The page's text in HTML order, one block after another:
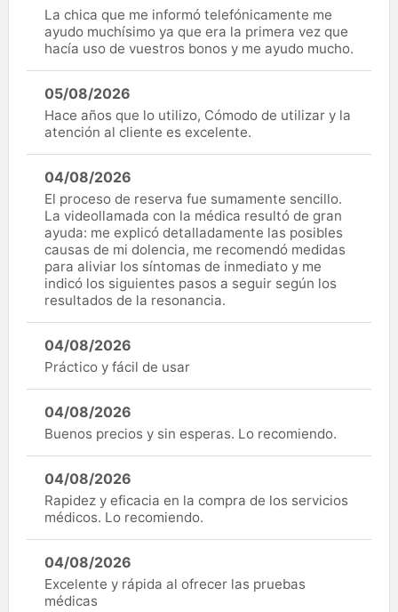
La chica que me informó telefónicamente me
ayudo muchísimo ya que era la primera vez que
hacía uso de vuestros bonos y me ayudo mucho.
05/08/2026
Hace años que lo utilizo, Cómodo de utilizar y la
atención al cliente es excelente.
04/08/2026
El proceso de reserva fue sumamente sencillo.
La videollamada con la médica resultó de gran
ayuda: me explicó detalladamente las posibles
causas de mi dolencia, me recomendó medidas
para aliviar los síntomas de inmediato y me
indicó los siguientes pasos a seguir según los
resultados de la resonancia.
04/08/2026
Práctico y fácil de usar
04/08/2026
Buenos precios y sin esperas. Lo recomiendo.
04/08/2026
Rapidez y eficacia en la compra de los servicios
médicos. Lo recomiendo.
04/08/2026
Excelente y rápida al ofrecer las pruebas
médicas